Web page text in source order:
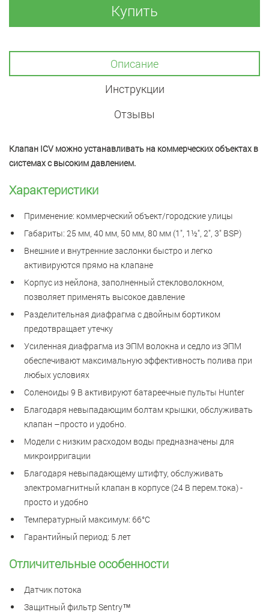
Купить
Описание
Инструкции
Отзывы
Клапан ICV можно устанавливать на коммерческих объектах в
системах с высоким давлением.
Характеристики
Применение: коммерческий объект/городские улицы
Габариты: 25 мм, 40 мм, 50 мм, 80 мм (1", 1½", 2", 3" BSP)
Внешние и внутренние заслонки быстро и легко
активируются прямо на клапане
Корпус из нейлона, заполненный стекловолокном,
позволяет применять высокое давление
Разделительная диафрагма с двойным бортиком
предотвращает утечку
Усиленная диафрагма из ЭПМ волокна и седло из ЭПМ
обеспечивают максимальную эффективность полива при
любых условиях
Соленоиды 9 В активируют батареечные пульты Hunter
Благодаря невыпадающим болтам крышки, обслуживать
клапан –просто и удобно.
Модели с низким расходом воды предназначены для
микроирригации
Благодаря невыпадающему штифту, обслуживать
электромагнитный клапан в корпусе (24 В перем.тока) -
просто и удобно
Температурный максимум: 66°C
Гарантийный период: 5 лет
Отличительные особенности
Датчик потока
Защитный фильтр Sentry™